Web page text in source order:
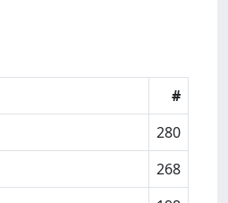
#
280
268